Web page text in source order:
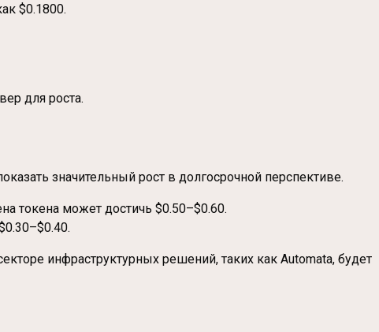
$0.1800.
для роста.
значительный рост в долгосрочной перспективе.
токена может достичь $0.50–$0.60.
инфраструктурных решений, таких как Automata, будет